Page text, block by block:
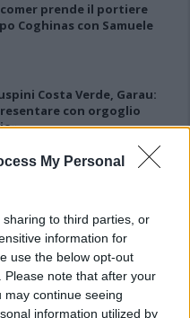
My Personal
to third parties, or
information for
use the below opt-out
note that after your
continue seeing
information utilized by
prende il portiere
Coghinas con Samuele
Costa Verde, Garau:
con orgoglio